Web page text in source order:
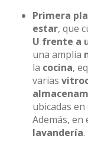
Primera
estar, que
U frente a
una amplia
la cocina,
varias
ubicadas
Además,
lavandería.